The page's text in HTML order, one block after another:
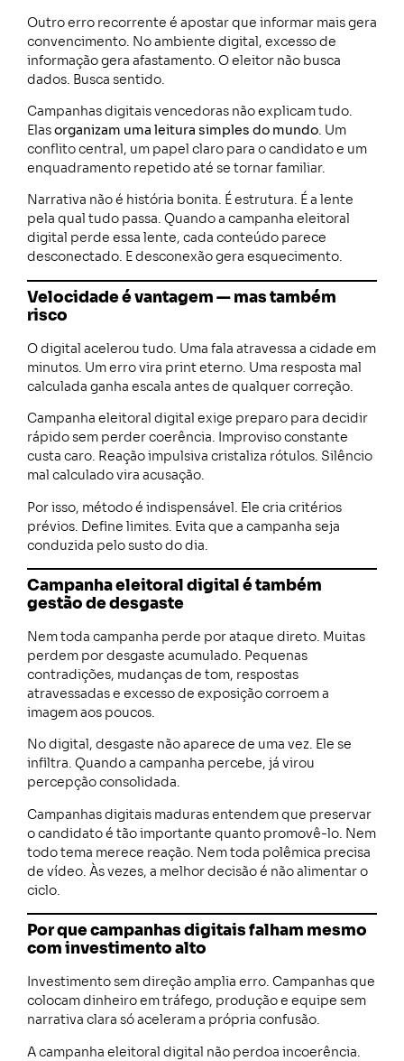
Outro erro recorrente é apostar que informar mais gera
convencimento. No ambiente digital, excesso de
informação gera afastamento. O eleitor não busca
dados. Busca sentido.
Campanhas digitais vencedoras não explicam tudo.
Elasorganizam uma leitura simples do mundo. Um
conflito central, um papel claro para o candidato e um
enquadramento repetido até se tornar familiar.
Narrativa não é história bonita. É estrutura. É a lente
pela qual tudo passa. Quando a campanha eleitoral
digital perde essa lente, cada conteúdo parece
desconectado. E desconexão gera esquecimento.
Velocidade é vantagem — mas também
risco
O digital acelerou tudo. Uma fala atravessa a cidade em
minutos. Um erro vira print eterno. Uma resposta mal
calculada ganha escala antes de qualquer correção.
Campanha eleitoral digital exige preparo para decidir
rápido sem perder coerência. Improviso constante
custa caro. Reação impulsiva cristaliza rótulos. Silêncio
mal calculado vira acusação.
Por isso, método é indispensável. Ele cria critérios
prévios. Define limites. Evita que a campanha seja
conduzida pelo susto do dia.
Campanha eleitoral digital é também
gestão de desgaste
Nem toda campanha perde por ataque direto. Muitas
perdem por desgaste acumulado. Pequenas
contradições, mudanças de tom, respostas
atravessadas e excesso de exposição corroem a
imagem aos poucos.
No digital, desgaste não aparece de uma vez. Ele se
infiltra. Quando a campanha percebe, já virou
percepção consolidada.
Campanhas digitais maduras entendem que preservar
o candidato é tão importante quanto promovê-lo. Nem
todo tema merece reação. Nem toda polêmica precisa
de vídeo. Às vezes, a melhor decisão é não alimentar o
ciclo.
Por que campanhas digitais falham mesmo
com investimento alto
Investimento sem direção amplia erro. Campanhas que
colocam dinheiro em tráfego, produção e equipe sem
narrativa clara só aceleram a própria confusão.
A campanha eleitoral digital não perdoa incoerência.